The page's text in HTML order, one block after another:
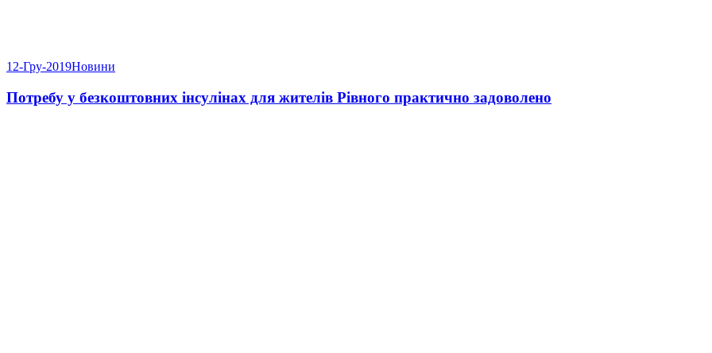
12-Гру-2019Новини
Потребу у безкоштовних інсулінах для жителів Рівного практично задоволено